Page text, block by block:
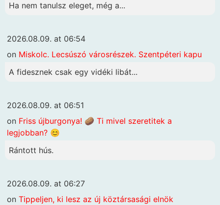
Ha nem tanulsz eleget, még a...
2026.08.09. at 06:54
on Miskolc. Lecsúszó városrészek. Szentpéteri kapu
A fidesznek csak egy vidéki libát...
2026.08.09. at 06:51
on Friss újburgonya! 🥔 Ti mivel szeretitek a
legjobban? 😊
Rántott hús.
2026.08.09. at 06:27
on Tippeljen, ki lesz az új köztársasági elnök